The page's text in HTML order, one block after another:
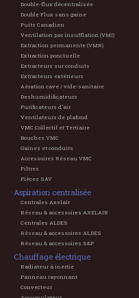
Double-flux décentralisée
Double Flux sans gaine
Puits Canadien
Ventilation par insufflation (VMI)
Extraction permanente (VMR)
Extraction ponctuelle
Extracteurs sur conduits
Extracteurs extérieurs
Aération cave / vide-sanitaire
Deshumidificateurs
Purificateurs d'air
Ventilateurs de plafond
VMC Collectif et Tertiaire
Bouches VMC
Gaines et conduits
Accessoires Réseau VMC
Filtres
Pièces SAV
Aspiration centralisée
Centrales Axelair
Réseau & accessoires AXELAIR
Centrales ALDES
Réseau & accessoires ALDES
Réseau & accessoires S&P
Chauffage électrique
Radiateur à inertie
Panneau rayonnant
Convecteur